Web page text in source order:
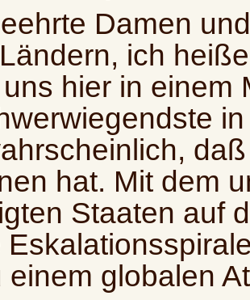
Damen
ich
hier in einem
hat. Mit dem
Staaten auf
einem globalen